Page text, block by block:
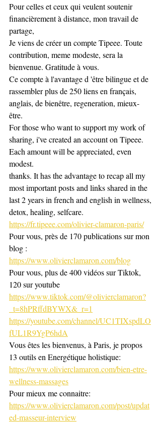
Pour celles et ceux qui veulent soutenir
financièrement à distance, mon travail de
partage,
Je viens de créer un compte Tipeee. Toute
contribution, meme modeste, sera la
bienvenue. Gratitude à vous.
Ce compte à l'avantage d 'être bilingue et de
rassembler plus de 250 liens en français,
anglais, de bienêtre, regeneration, mieux-
être.
For those who want to support my work of
sharing, i've created an account on Tipeee.
Each amount will be appreciated, even
modest.
thanks. It has the advantage to recap all my
most important posts and links shared in the
last 2 years in french and english in wellness,
detox, healing, selfcare.
https://fr.tipeee.com/olivier-clamaron-paris/
Pour vous, près de 170 publications sur mon
blog :
https://www.olivierclamaron.com/blog
Pour vous, plus de 400 vidéos sur Tiktok,
120 sur youtube
https://www.tiktok.com/@olivierclamaron?
_t=8hPRffdBYWX&_r=1
https://youtube.com/channel/UC1TIXspdLO
fUL1R9YgP6hdA
Vous êtes les bienvenus, à Paris, je propos
13 outils en Energétique holistique:
https://www.olivierclamaron.com/bien-etre-
wellness-massages
Pour mieux me connaitre:
https://www.olivierclamaron.com/post/updat
ed-masseur-interview